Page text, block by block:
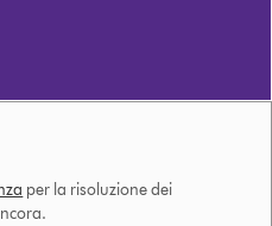
per la risoluzione dei